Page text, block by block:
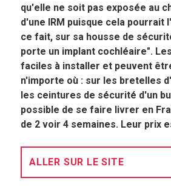
qu'elle ne soit pas exposée au
d'une IRM puisque cela pourrait
ce fait, sur sa housse de
porte un implant cochléaire".
faciles à installer et peuvent
n'importe où : sur les bretelles
les ceintures de sécurité d'un
possible de se faire livrer en
de 2 voir 4 semaines. Leur prix
ALLER SUR LE SITE